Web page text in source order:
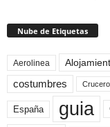
Nube de Etiquetas
Aerolinea
costumbres Crucero
España guia